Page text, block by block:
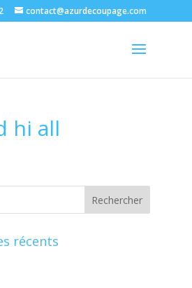
contact@azurdecoupage.com
hi all
récents